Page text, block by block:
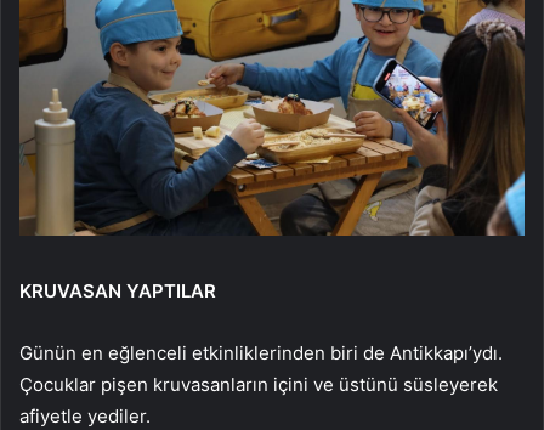
KRUVASAN YAPTILAR
Günün en eğlenceli etkinliklerinden biri de Antikkapı’ydı.
Çocuklar pişen kruvasanların içini ve üstünü süsleyerek
afiyetle yediler.